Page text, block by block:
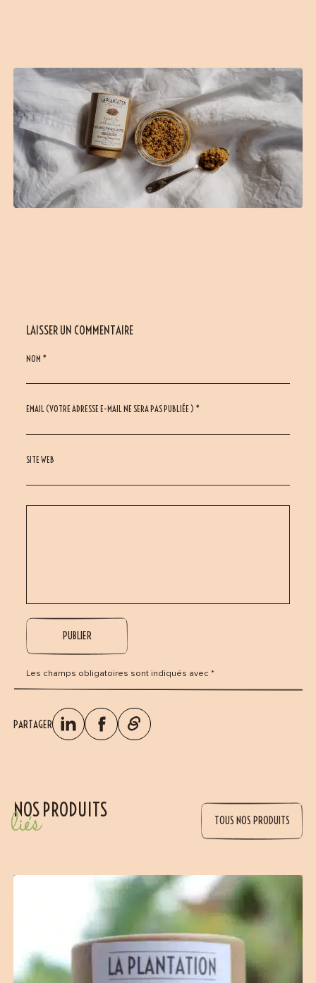
LAISSER UN COMMENTAIRE
NOM *
EMAIL (VOTRE ADRESSE E-MAIL NE SERA PAS PUBLIÉE ) *
SITE WEB
Les champs obligatoires sont indiqués avec *
PARTAGER
NOS PRODUITS
liés TOUS NOS PRODUITS